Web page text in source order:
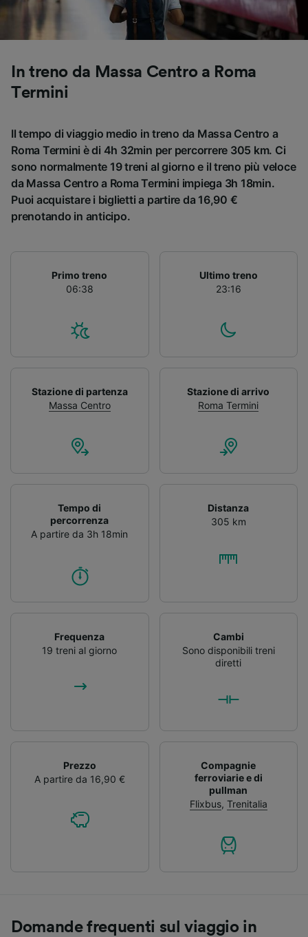
In treno da Massa Centro a Roma
Termini
Il tempo di viaggio medio in treno da Massa Centro a
Roma Termini è di 4h 32min per percorrere 305 km. Ci
sono normalmente 19 treni al giorno e il treno più veloce
da Massa Centro a Roma Termini impiega 3h 18min.
Puoi acquistare i biglietti a partire da 16,90 €
prenotando in anticipo.
Primo treno
06:38
Ultimo treno
23:16
Stazione di partenza
Massa Centro
Stazione di arrivo
Roma Termini
Tempo di
percorrenza
A partire da 3h 18min
Distanza
305 km
Frequenza
19 treni al giorno
Cambi
Sono disponibili treni
diretti
Prezzo
A partire da 16,90 €
Compagnie
ferroviarie e di
pullman
Flixbus, Trenitalia
Domande frequenti sul viaggio in